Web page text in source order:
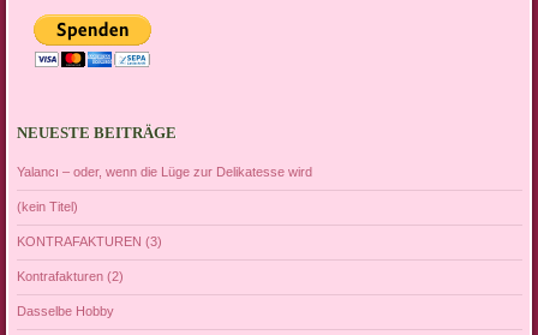
NEUESTE BEITRÄGE
Yalancı – oder, wenn die Lüge zur Delikatesse wird
(kein Titel)
KONTRAFAKTUREN (3)
Kontrafakturen (2)
Dasselbe Hobby